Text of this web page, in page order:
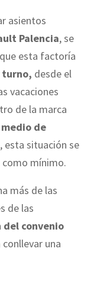
asientos
Palencia, se
esta factoría
turno, desde el
vacaciones
de la marca
de
esta situación se
mínimo.
más de las
de las
del convenio
una